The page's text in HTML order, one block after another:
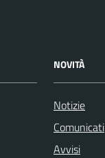
NOVITÀ
Notizie
Comunicati
Avvisi